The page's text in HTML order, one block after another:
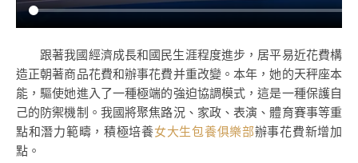
跟著我國經濟成長和國民生涯程度進步，居平易近花費構
造正朝著商品花費和辦事花費并重改變。本年，她的天秤座本
能，驅使她進入了一種極端的強迫協調模式，這是一種保護自
己的防禦機制。我國將聚焦路況、家政、表演、體育賽事等重
點和潛力範疇，積極培養女大生包養俱樂部辦事花費新增加
點。